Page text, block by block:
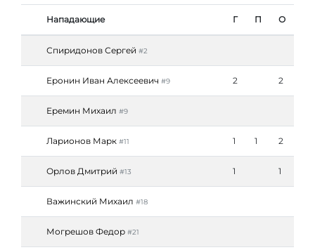
Нападающие Г П О
Спиридонов Сергей #2
Еронин Иван Алексеевич #9 2 2
Еремин Михаил #9
Ларионов Марк #11 1 1 2
Орлов Дмитрий #13 1 1
Важинский Михаил #18
Могрешов Федор #21